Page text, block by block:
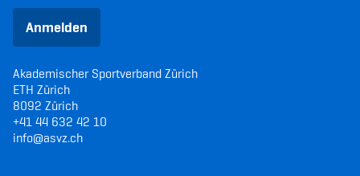
Anmelden
Akademischer Sportverband Zürich
ETH Zürich
8092 Zürich
+41 44 632 42 10
info@asvz.ch